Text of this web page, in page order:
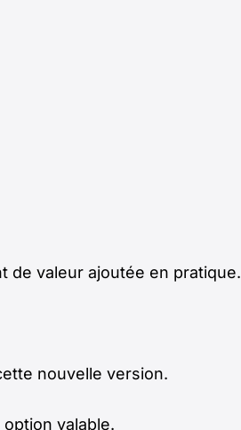
de valeur ajoutée en pratique.
nouvelle version.
valable.